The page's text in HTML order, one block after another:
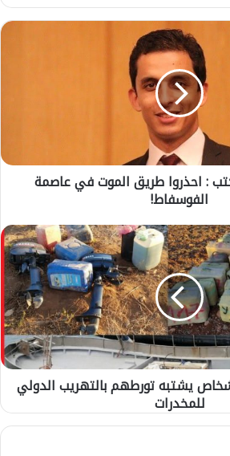
: احذروا طريق الموت في عاصمة
الفوسفاط!
يشتبه تورطهم بالتهريب الدولي
للمخدرات